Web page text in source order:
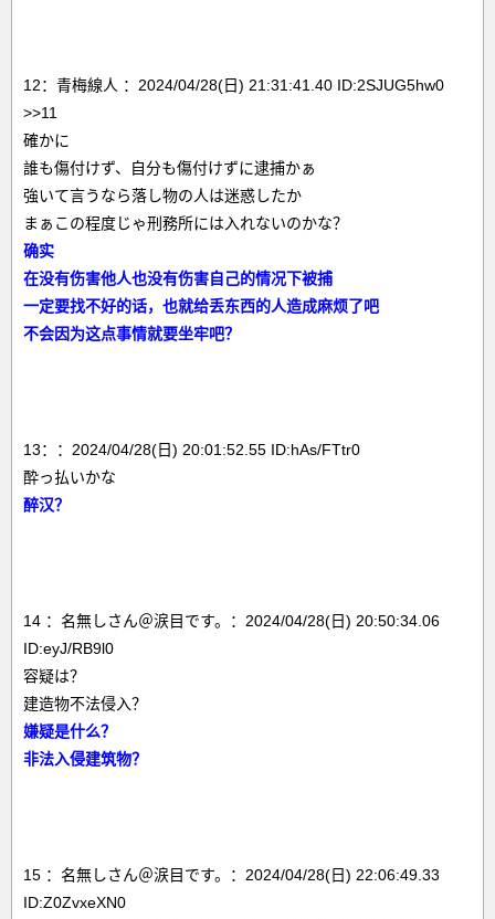
12：青梅線人 ：2024/04/28(日) 21:31:41.40 ID:2SJUG5hw0
>>11
確かに
誰も傷付けず、自分も傷付けずに逮捕かぁ
強いて言うなら落し物の人は迷惑したか
まぁこの程度じゃ刑務所には入れないのかな？
确实
在没有伤害他人也没有伤害自己的情况下被捕
一定要找不好的话，也就给丢东西的人造成麻烦了吧
不会因为这点事情就要坐牢吧？
13：：2024/04/28(日) 20:01:52.55 ID:hAs/FTtr0
酔っ払いかな
醉汉？
14 ：名無しさん＠涙目です。：2024/04/28(日) 20:50:34.06
ID:eyJ/RB9l0
容疑は？
建造物不法侵入？
嫌疑是什么？
非法入侵建筑物？
15 ：名無しさん＠涙目です。：2024/04/28(日) 22:06:49.33
ID:Z0ZvxeXN0